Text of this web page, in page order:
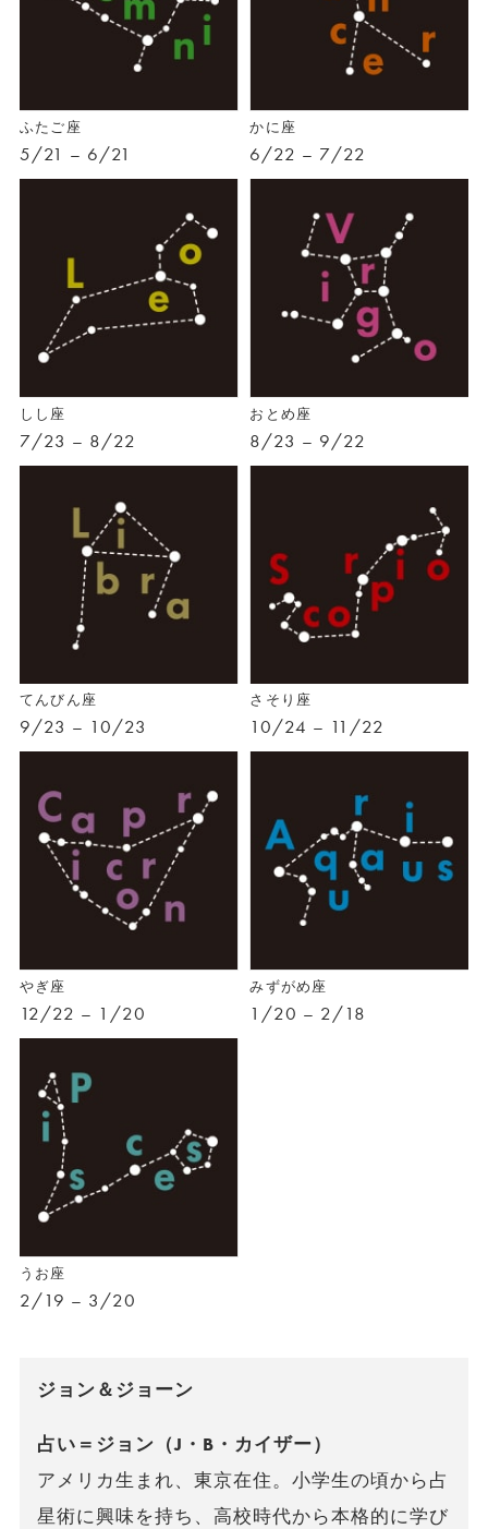
ふたご座
5/21 – 6/21
かに座
6/22 – 7/22
しし座
7/23 – 8/22
おとめ座
8/23 – 9/22
てんびん座
9/23 – 10/23
さそり座
10/24 – 11/22
やぎ座
12/22 – 1/20
みずがめ座
1/20 – 2/18
うお座
2/19 – 3/20
ジョン＆ジョーン
占い＝ジョン（J・B・カイザー）
アメリカ生まれ、東京在住。小学生の頃から占
星術に興味を持ち、高校時代から本格的に学び